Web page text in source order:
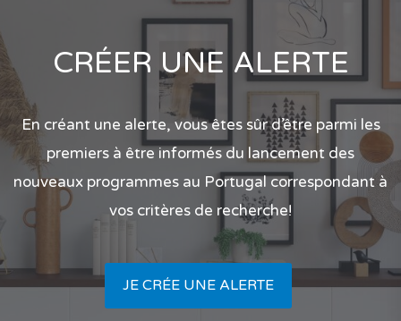
CRÉER UNE ALERTE
En créant une alerte, vous êtes sûr d’être parmi les
premiers à être informés du lancement des
nouveaux programmes au Portugal correspondant à
vos critères de recherche!
JE CRÉE UNE ALERTE